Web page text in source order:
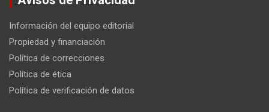
Información del equipo editorial
Propiedad y financiación
Política de correcciones
Política de ética
Política de verificación de datos